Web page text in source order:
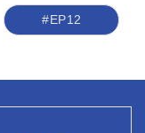
#ЕР12